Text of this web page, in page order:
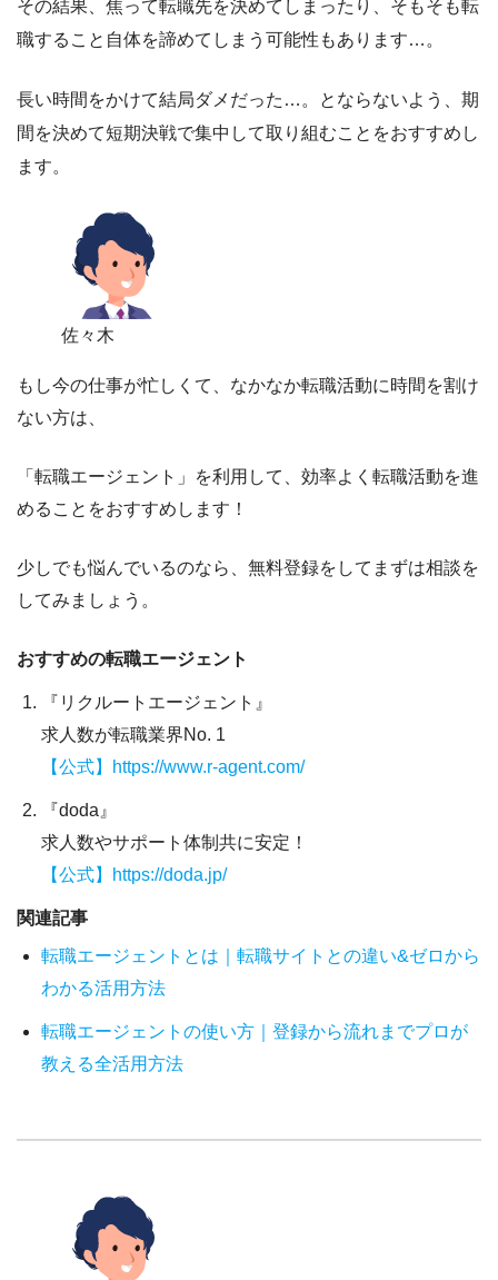
その結果、焦って転職先を決めてしまったり、そもそも転
職すること自体を諦めてしまう可能性もあります…。
長い時間をかけて結局ダメだった…。とならないよう、期
間を決めて短期決戦で集中して取り組むことをおすすめし
ます。
佐々木
もし今の仕事が忙しくて、なかなか転職活動に時間を割け
ない方は、
「転職エージェント」を利用して、効率よく転職活動を進
めることをおすすめします！
少しでも悩んでいるのなら、無料登録をしてまずは相談を
してみましょう。
おすすめの転職エージェント
『リクルートエージェント』
求人数が転職業界No. 1
【公式】https://www.r-agent.com/
『doda』
求人数やサポート体制共に安定！
【公式】https://doda.jp/
関連記事
転職エージェントとは｜転職サイトとの違い&ゼロから
わかる活用方法
転職エージェントの使い方｜登録から流れまでプロが
教える全活用方法